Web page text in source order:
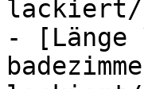
lackiert/
-